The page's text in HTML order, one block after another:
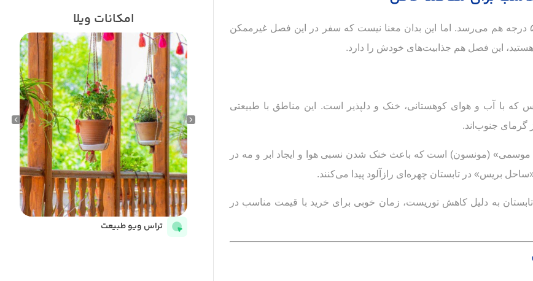
تابستان در جنوب ایران یعنی گرما، رطوبت و هوایی که بعضاً تا ۵۰ درجه هم می‌رسد. اما این بدان معنا نیست که سفر در این فصل غیرممکن
این فصل هم جذابیت‌های خودش را دارد.
که با آب و هوای کوهستانی، خنک و دلپذیر است. این مناطق با طبیعتی
گرمای جنوب‌اند.
موسمی» (مونسون) است که باعث خنک شدن نسبی هوا و ایجاد ابر و مه در
بریس» در تابستان چهره‌ای رازآلود پیدا می‌کنند.
تابستان به دلیل کاهش توریست، زمان خوبی برای خرید با قیمت مناسب در
امکانات ویلا
تراس ویو طبیعت